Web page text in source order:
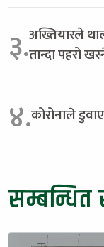
३.अख्तियारले
तान्दा पहरो
४.कोरोनाले
सम्बन्धित